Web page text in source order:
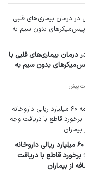
درمان بیماری‌های قلبی با
بدون سیم به
جریمه ۶۰ میلیارد ریالی داروخانه
برخورد قاطع با دریافت
از بیماران